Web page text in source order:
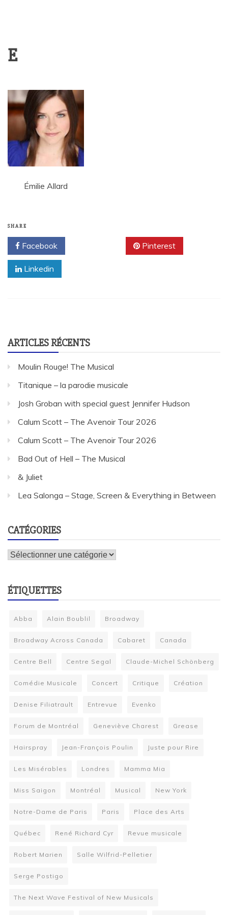
E
Émilie Allard
SHARE
Facebook Pinterest
Linkedin
ARTICLES RÉCENTS
Moulin Rouge! The Musical
Titanique – la parodie musicale
Josh Groban with special guest Jennifer Hudson
Calum Scott – The Avenoir Tour 2026
Calum Scott – The Avenoir Tour 2026
Bad Out of Hell – The Musical
& Juliet
Lea Salonga – Stage, Screen & Everything in Between
CATÉGORIES
Catégories
ÉTIQUETTES
Abba Alain Boublil Broadway
Broadway Across Canada Cabaret Canada
Centre Bell Centre Segal Claude-Michel Schönberg
Comédie Musicale Concert Critique Création
Denise Filiatrault Entrevue Evenko
Forum de Montréal Geneviève Charest Grease
Hairspray Jean-François Poulin Juste pour Rire
Les Misérables Londres Mamma Mia
Miss Saigon Montréal Musical New York
Notre-Dame de Paris Paris Place des Arts
Québec René Richard Cyr Revue musicale
Robert Marien Salle Wilfrid-Pelletier
Serge Postigo
The Next Wave Festival of New Musicals